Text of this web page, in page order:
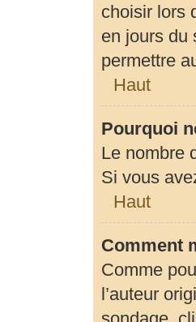
choisir lors
en jours du
permettre
Haut
Pourquoi
Le nombre
Si vous
Haut
Comment
Comme
l’auteur
sondage,